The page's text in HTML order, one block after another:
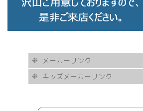
メーカーリンク
AKITTO
BCPC
eye Society
EYEVAN
FLEA
HASKY NOISE
JAPONISM
KAMURO
Less Thanhuman
MOSCOT
Paul Smith
BOSTON CLUB
Silhouette
SOLID BLUE
TAYLOR
tony same
tse tse
USH
VIKTOR & ROLF
甚六作
EYEVOL
corner
NORUT
キッズメーカーリンク